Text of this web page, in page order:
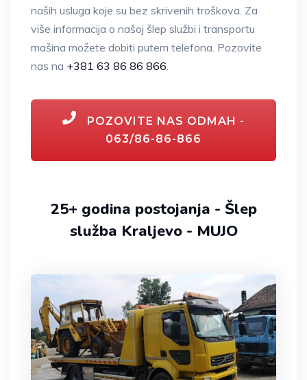
naših usluga koje su bez skrivenih troškova. Za
više informacija o našoj šlep službi i transportu
mašina možete dobiti putem telefona. Pozovite
nas na +381 63 86 86 866.
POZOVITE NAS ODMAH -
063/86-86-866
25+ godina postojanja - Šlep
služba Kraljevo - MUJO